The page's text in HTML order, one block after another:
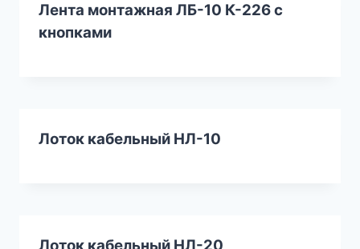
Лента монтажная ЛБ-10 К-226 с
кнопками
Лоток кабельный НЛ-10